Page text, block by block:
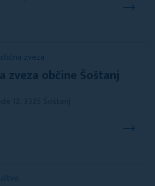
zveza
zveza občine Šoštanj